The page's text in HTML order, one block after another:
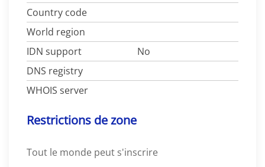
Country code
World region
IDN support
No
DNS registry
WHOIS server
Restrictions de zone
Tout le monde peut s'inscrire